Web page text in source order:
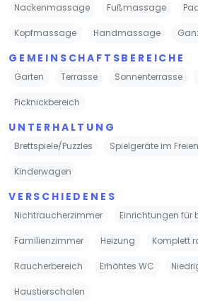
Nackenmassage Fußmassage
Kopfmassage Handmassage
GEMEINSCHAFTSBEREICHE
Garten Terrasse Sonnenterrasse
Picknickbereich
UNTERHALTUNG
Brettspiele/Puzzles Spielgeräte im
Kinderwagen
VERSCHIEDENES
Nichtraucherzimmer Einrichtungen für
Familienzimmer Heizung Komplett
Raucherbereich Erhöhtes WC
Haustierschalen